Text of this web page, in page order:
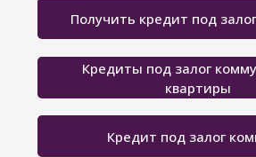
Кредит под залог
Кредиты под залог
квартиры
Получить кредит под